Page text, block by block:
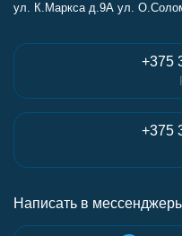
ул. К.Маркса д.9А ул.
+375
+375
Написать в